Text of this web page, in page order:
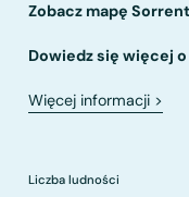
Zobacz mapę
Dowiedz się więcej o
Więcej informacji >
Liczba ludności